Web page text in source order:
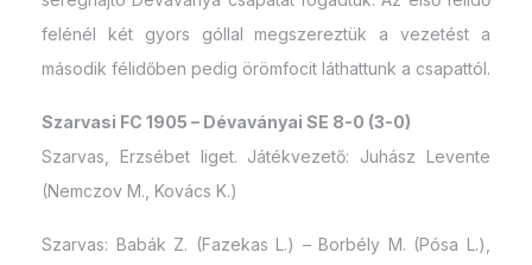
felénél két gyors góllal megszereztük a vezetést a
második félidőben pedig örömfocit láthattunk a csapattól.
Szarvasi FC 1905 – Dévaványai SE 8-0 (3-0)
Szarvas, Erzsébet liget. Játékvezető: Juhász Levente
(Nemczov M., Kovács K.)
Szarvas: Babák Z. (Fazekas L.) – Borbély M. (Pósa L.),